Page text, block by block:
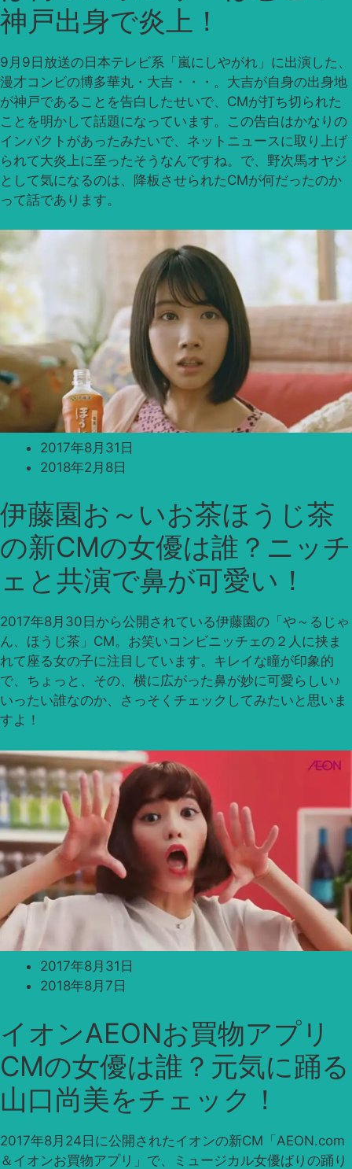
神戸出身で炎上！
9月9日放送の日本テレビ系「嵐にしやがれ」に出演した、
漫才コンビの博多華丸・大吉・・・。大吉が自身の出身地
が神戸であることを告白したせいで、CMが打ち切られた
ことを明かして話題になっています。この告白はかなりの
インパクトがあったみたいで、ネットニュースに取り上げ
られて大炎上に至ったそうなんですね。で、野次馬オヤジ
として気になるのは、降板させられたCMが何だったのか
って話であります。
2017年8月31日
2018年2月8日
伊藤園お～いお茶ほうじ茶
の新CMの女優は誰？ニッチ
ェと共演で鼻が可愛い！
2017年8月30日から公開されている伊藤園の「や～るじゃ
ん、ほうじ茶」CM。お笑いコンビニッチェの２人に挟ま
れて座る女の子に注目しています。キレイな瞳が印象的
で、ちょっと、その、横に広がった鼻が妙に可愛らしい♪
いったい誰なのか、さっそくチェックしてみたいと思いま
すよ！
2017年8月31日
2018年8月7日
イオンAEONお買物アプリ
CMの女優は誰？元気に踊る
山口尚美をチェック！
2017年8月24日に公開されたイオンの新CM「AEON.com
＆イオンお買物アプリ」で、ミュージカル女優ばりの踊り